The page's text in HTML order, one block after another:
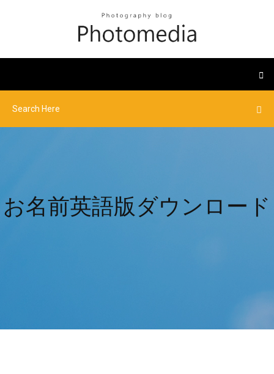
お名前英語版ダウンロード